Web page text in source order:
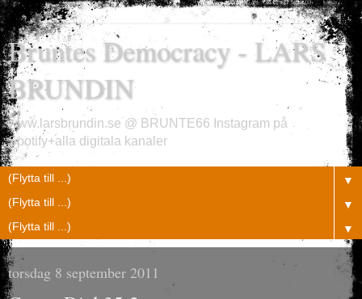
Bruntes Democracy - LARS
BRUNDIN
www.larsbrundin.se @ BRUNTE66 Instagram på
Spotify+alla digitala kanaler
▼
▼
▼
torsdag 8 september 2011